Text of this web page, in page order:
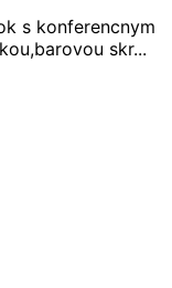
s konferencnym
skr...